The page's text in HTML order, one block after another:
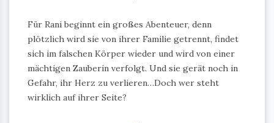
Für Rani beginnt ein großes Abenteuer, denn
plötzlich wird sie von ihrer Familie getrennt, findet
sich im falschen Körper wieder und wird von einer
mächtigen Zauberin verfolgt. Und sie gerät noch in
Gefahr, ihr Herz zu verlieren…Doch wer steht
wirklich auf ihrer Seite?